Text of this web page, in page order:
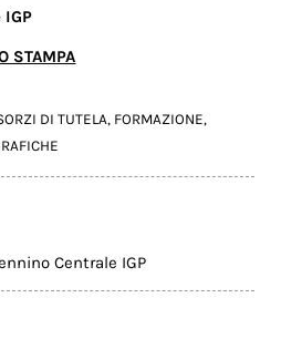
STAMPA
DI TUTELA, FORMAZIONE,
Centrale IGP